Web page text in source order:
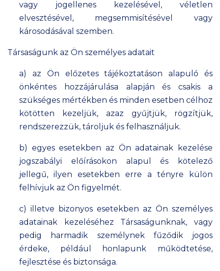
vagy jogellenes kezelésével, véletlen
elvesztésével, megsemmisítésével vagy
károsodásával szemben.
Társaságunk az Ön személyes adatait
a) az Ön előzetes tájékoztatáson alapuló és
önkéntes hozzájárulása alapján és csakis a
szükséges mértékben és minden esetben célhoz
kötötten kezeljük, azaz gyűjtjük, rögzítjük,
rendszerezzük, tároljuk és felhasználjuk.
b) egyes esetekben az Ön adatainak kezelése
jogszabályi előírásokon alapul és kötelező
jellegű, ilyen esetekben erre a tényre külön
felhívjuk az Ön figyelmét.
c) illetve bizonyos esetekben az Ön személyes
adatainak kezeléséhez Társaságunknak, vagy
pedig harmadik személynek fűződik jogos
érdeke, például honlapunk működtetése,
fejlesztése és biztonsága.